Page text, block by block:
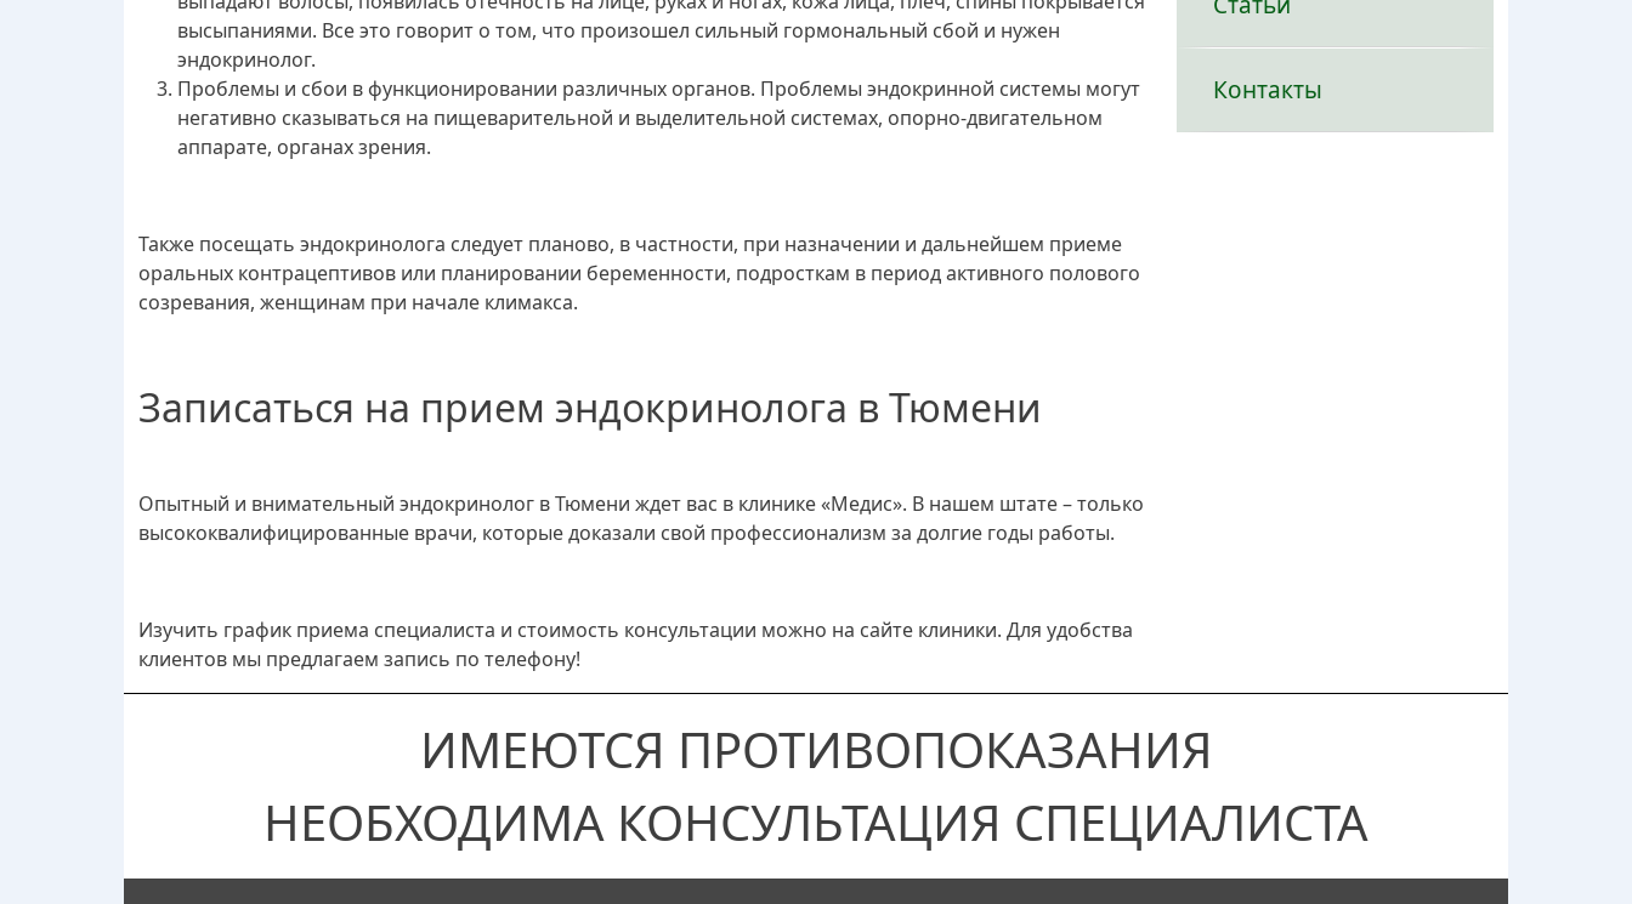
высыпаниями. Все это говорит о том, что произошел сильный гормональный сбой и нужен
эндокринолог.
Проблемы и сбои в функционировании различных органов. Проблемы эндокринной системы могут
негативно сказываться на пищеварительной и выделительной системах, опорно-двигательном
аппарате, органах зрения.
Также посещать эндокринолога следует планово, в частности, при назначении и дальнейшем приеме
оральных контрацептивов или планировании беременности, подросткам в период активного полового
созревания, женщинам при начале климакса.
Записаться на прием эндокринолога в Тюмени
Опытный и внимательный эндокринолог в Тюмени ждет вас в клинике «Медис». В нашем штате – только
высококвалифицированные врачи, которые доказали свой профессионализм за долгие годы работы.
Изучить график приема специалиста и стоимость консультации можно на сайте клиники. Для удобства
клиентов мы предлагаем запись по телефону!
Контакты
ИМЕЮТСЯ ПРОТИВОПОКАЗАНИЯ
НЕОБХОДИМА КОНСУЛЬТАЦИЯ СПЕЦИАЛИСТА